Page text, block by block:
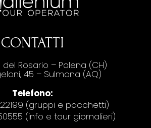
CONTATTI
del Rosario – Palena (CH)
45 – Sulmona (AQ)
Telefono:
(gruppi e pacchetti)
(info e tour giornalieri)